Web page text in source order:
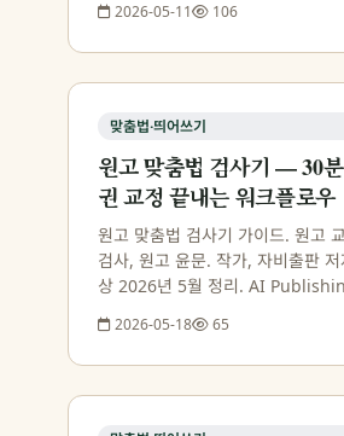
2026-05-11 106
맞춤법·띄어쓰기
원고 맞춤법 검사기 — 30
권 교정 끝내는 워크플로우
원고 맞춤법 검사기 가이드. 원고
검사, 원고 윤문. 작가, 자비출판
상 2026년 5월 정리. AI
문서 15만자 무료 체험.
2026-05-18 65